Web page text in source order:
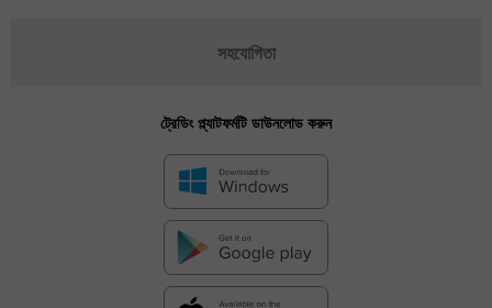
সহযোগিতা
ট্রেডিং প্ল্যাটফর্মটি ডাউনলোড করুন